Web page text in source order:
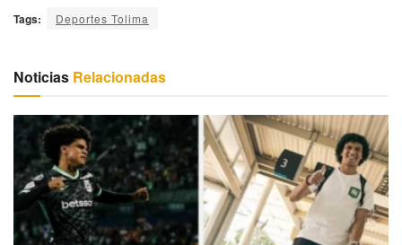
Tags: Deportes Tolima
Noticias Relacionadas